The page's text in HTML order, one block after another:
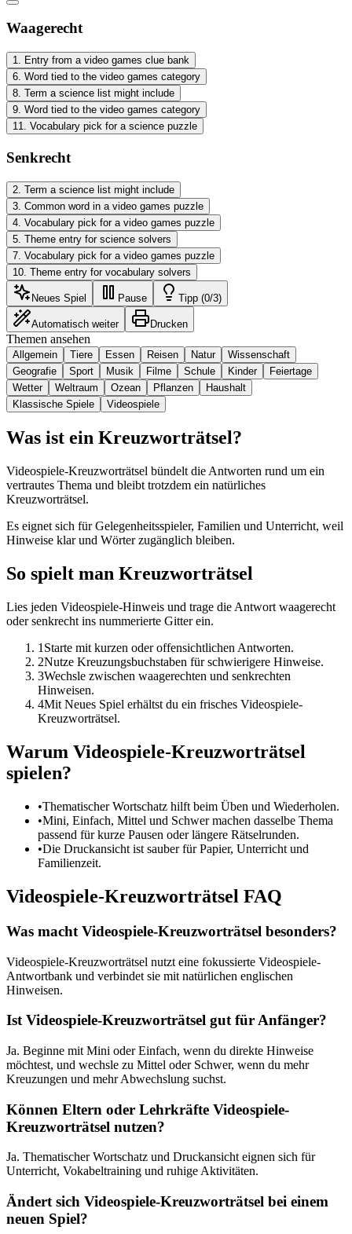
Waagerecht
1. Entry from a video games clue bank
6. Word tied to the video games category
8. Term a science list might include
9. Word tied to the video games category
11. Vocabulary pick for a science puzzle
Senkrecht
2 Term a science list might include
3 Common word in a video games puzzle
4 Vocabulary pick for a video games puzzle
5 Theme entry for science solvers
7 Vocabulary pick for a video games puzzle
10 Theme entry for vocabulary solvers
Neues Spiel Pause Tipp (0/3)
Automatisch weiter Drucken
Themen ansehen
Allgemein Tiere Essen Reisen Natur
Wissenschaft
Geografie
Sport Musik Filme Schule Kinder
Feiertage
Wetter
Weltraum Ozean Pflanzen
Haushalt
Klassische Spiele
Videospiele
Was ist ein Kreuzworträtsel?
Videospiele-Kreuzworträtsel bündelt die Antworten rund um ein
vertrautes Thema und bleibt trotzdem ein natürliches
Kreuzworträtsel.
Es eignet sich für Gelegenheitsspieler, Familien und Unterricht, weil
Hinweise klar und Wörter zugänglich bleiben.
So spielt man Kreuzworträtsel
Lies jeden Videospiele-Hinweis und trage die Antwort waagerecht
oder senkrecht ins nummerierte Gitter ein.
1 Starte mit kurzen oder offensichtlichen Antworten.
2Nutze Kreuzungsbuchstaben für schwierigere Hinweise.
3Wechsle zwischen waagerechten und senkrechten
Hinweisen.
4Mit Neues Spiel erhältst du ein frisches Videospiele-
Kreuzworträtsel.
Warum Videospiele-Kreuzworträtsel
spielen?
•Thematischer Wortschatz hilft beim Üben und Wiederholen.
•Mini, Einfach, Mittel und Schwer machen dasselbe Thema
passend für kurze Pausen oder längere Rätselrunden.
•Die Druckansicht ist sauber für Papier, Unterricht und
Familienzeit.
Videospiele-Kreuzworträtsel FAQ
Was macht Videospiele-Kreuzworträtsel besonders?
Videospiele-Kreuzworträtsel nutzt eine fokussierte Videospiele-
Antwortbank und verbindet sie mit natürlichen englischen
Hinweisen.
Ist Videospiele-Kreuzworträtsel gut für Anfänger?
Ja. Beginne mit Mini oder Einfach, wenn du direkte Hinweise
möchtest, und wechsle zu Mittel oder Schwer, wenn du mehr
Kreuzungen und mehr Abwechslung suchst.
Können Eltern oder Lehrkräfte Videospiele-
Kreuzworträtsel nutzen?
Ja. Thematischer Wortschatz und Druckansicht eignen sich für
Unterricht, Vokabeltraining und ruhige Aktivitäten.
Ändert sich Videospiele-Kreuzworträtsel bei einem
neuen Spiel?